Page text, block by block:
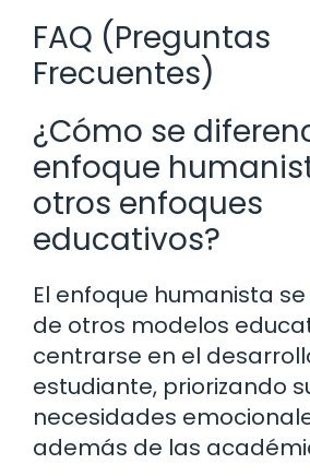
FAQ (Preguntas
Frecuentes)
¿Cómo se
enfoque
otros enfoques
educativos?
El enfoque humanista
de otros modelos
centrarse en el
estudiante, priorizando
necesidades
además de las